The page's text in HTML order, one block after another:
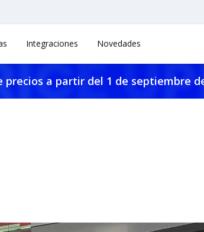
Integraciones Novedades
precios a partir del 1 de septiembre